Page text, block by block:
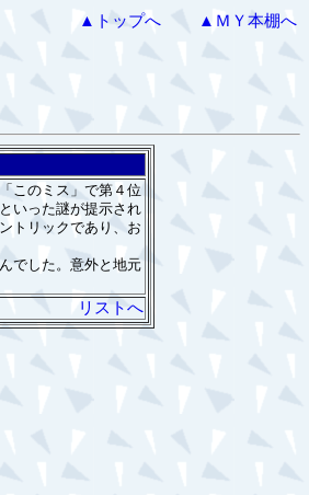
▲トップへ ▲ＭＹ本棚へ
このミス」で第４位
いった謎が提示され
トリックであり、お
でした。意外と地元
リストへ